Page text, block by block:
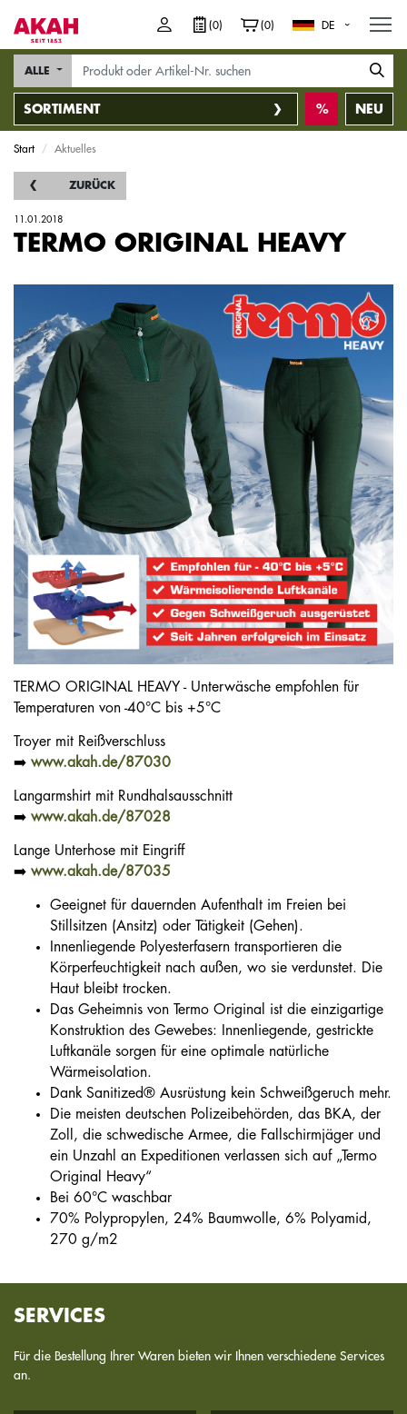
(0) (0) DE
SORTIMENT
ALLE
NEU
Start Aktuelles
ZURÜCK
11.01.2018
TERMO ORIGINAL HEAVY
TERMO ORIGINAL HEAVY - Unterwäsche empfohlen für
Temperaturen von -40°C bis +5°C
Troyer mit Reißverschluss
➡️ www.akah.de/87030
Langarmshirt mit Rundhalsausschnitt
➡️ www.akah.de/87028
Lange Unterhose mit Eingriff
➡️ www.akah.de/87035
Geeignet für dauernden Aufenthalt im Freien bei
Stillsitzen (Ansitz) oder Tätigkeit (Gehen).
Innenliegende Polyesterfasern transportieren die
Körperfeuchtigkeit nach außen, wo sie verdunstet. Die
Haut bleibt trocken.
Das Geheimnis von Termo Original ist die einzigartige
Konstruktion des Gewebes: Innenliegende, gestrickte
Luftkanäle sorgen für eine optimale natürliche
Wärmeisolation.
Dank Sanitized® Ausrüstung kein Schweißgeruch mehr.
Die meisten deutschen Polizeibehörden, das BKA, der
Zoll, die schwedische Armee, die Fallschirmjäger und
ein Unzahl an Expeditionen verlassen sich auf „Termo
Original Heavy“
Bei 60°C waschbar
70% Polypropylen, 24% Baumwolle, 6% Polyamid,
270 g/m2
SERVICES
Für die Bestellung Ihrer Waren bieten wir Ihnen verschiedene Services
an.